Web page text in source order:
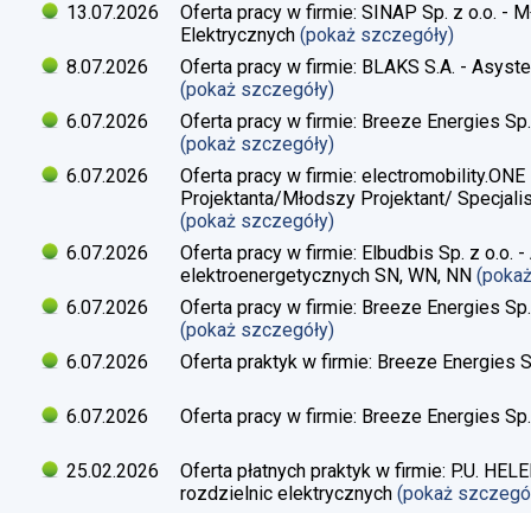
13.07.2026
Oferta pracy w firmie: SINAP Sp. z o.o. -
Elektrycznych (pokaż szczegóły)
8.07.2026
Oferta pracy w firmie: BLAKS S.A. -
(pokaż szczegóły)
6.07.2026
Oferta pracy w firmie: Breeze Energies
(pokaż szczegóły)
6.07.2026
Oferta pracy w firmie:
Projektanta/Młodszy Projektant/
(pokaż szczegóły)
6.07.2026
Oferta pracy w firmie: Elbudbis Sp. z
elektroenergetycznych SN, WN, NN
6.07.2026
Oferta pracy w firmie: Breeze Energies
(pokaż szczegóły)
6.07.2026
Oferta praktyk w firmie: Breeze Energies
6.07.2026 Oferta pracy w firmie: Breeze Energies
25.02.2026
Oferta płatnych praktyk w firmie: P.U.
rozdzielnic elektrycznych (pokaż